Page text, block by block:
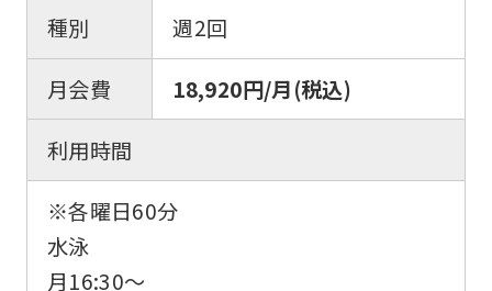
種別
週2回
月会費
18,920円/月(税込)
利用時間
※各曜日60分
水泳
月16:30〜